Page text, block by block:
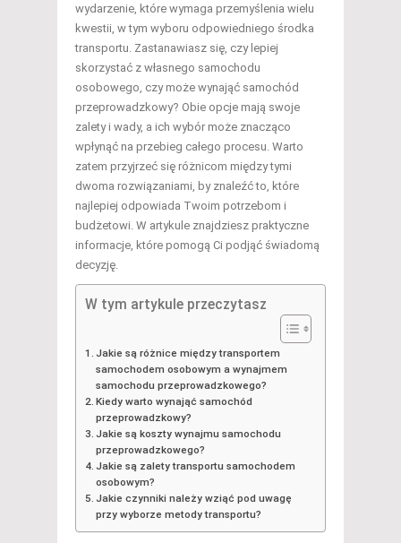
wydarzenie, które wymaga przemyślenia wielu
kwestii, w tym wyboru odpowiedniego środka
transportu. Zastanawiasz się, czy lepiej
skorzystać z własnego samochodu
osobowego, czy może wynająć samochód
przeprowadzkowy? Obie opcje mają swoje
zalety i wady, a ich wybór może znacząco
wpłynąć na przebieg całego procesu. Warto
zatem przyjrzeć się różnicom między tymi
dwoma rozwiązaniami, by znaleźć to, które
najlepiej odpowiada Twoim potrzebom i
budżetowi. W artykule znajdziesz praktyczne
informacje, które pomogą Ci podjąć świadomą
decyzję.
W tym artykule przeczytasz
Jakie są różnice między transportem
samochodem osobowym a wynajmem
samochodu przeprowadzkowego?
Kiedy warto wynająć samochód
przeprowadzkowy?
Jakie są koszty wynajmu samochodu
przeprowadzkowego?
Jakie są zalety transportu samochodem
osobowym?
Jakie czynniki należy wziąć pod uwagę
przy wyborze metody transportu?